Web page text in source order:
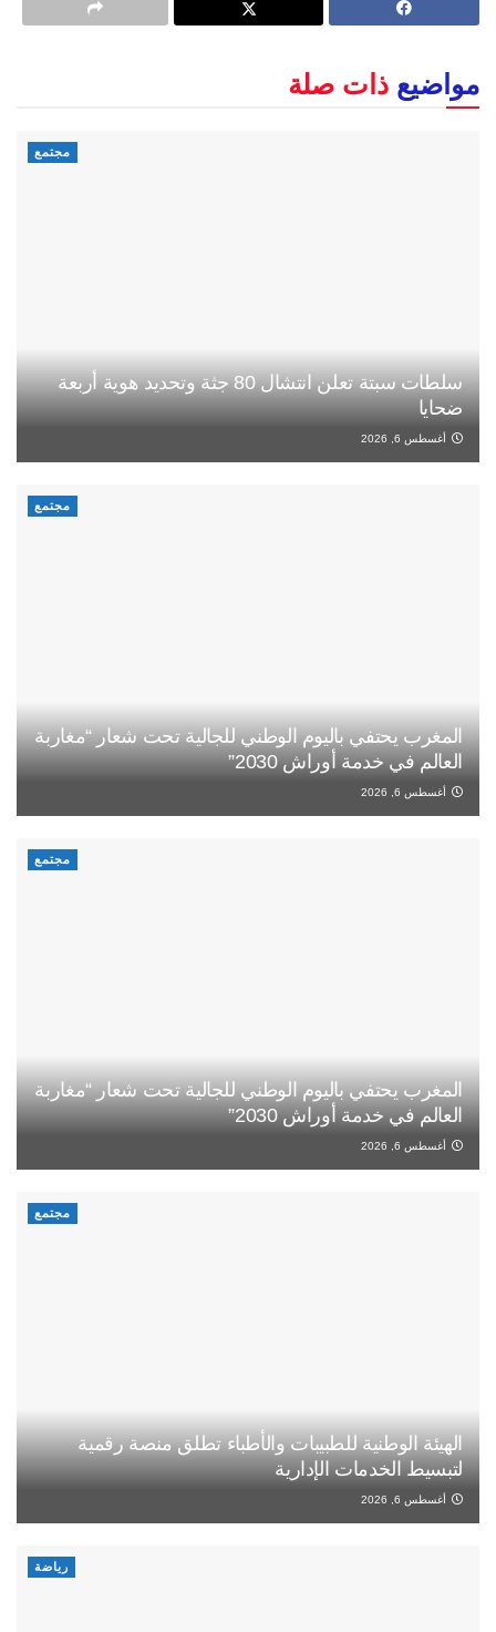
مواضيع ذات صلة
مجتمع
سلطات سبتة تعلن انتشال 80 جثة وتحديد هوية أربعة
ضحايا
أغسطس 6, 2026
مجتمع
المغرب يحتفي باليوم الوطني للجالية تحت شعار “مغاربة
العالم في خدمة أوراش 2030”
أغسطس 6, 2026
مجتمع
المغرب يحتفي باليوم الوطني للجالية تحت شعار “مغاربة
العالم في خدمة أوراش 2030”
أغسطس 6, 2026
مجتمع
الهيئة الوطنية للطبيبات والأطباء تطلق منصة رقمية
لتبسيط الخدمات الإدارية
أغسطس 6, 2026
رياضة